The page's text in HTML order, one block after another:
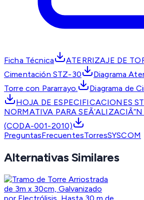
Ficha Técnica
ATERRIZAJE DE
Cimentación STZ-30
Diagrama
Torre con Pararrayo.
Diagrama de
HOJA DE ESPECIFICACIONES
NORMATIVA PARA SEÃ‘ALIZACIÃ“N
(CODA-001-2010)
PreguntasFrecuentesTorresSYSCOM
Alternativas Similares